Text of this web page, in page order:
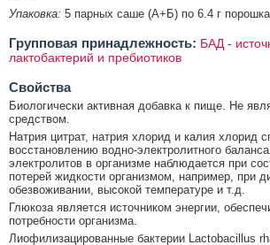
Упаковка: 5 парных саше (А+Б) по 6.4 г
Групповая принадлежность: БАД -
лактобактерий и пребиотиков
Свойства
Биологически активная добавка к пище. Не
средством.
Натрия цитрат, натрия хлорид и калия хлорид
восстановлению водно-электролитного
электролитов в организме наблюдается при
потерей жидкости организмом, например, при
обезвоживании, высокой температуре и т.д.
Глюкоза является источником энергии,
потребности организма.
Лиофилизацированные бактерии Lactobacillus